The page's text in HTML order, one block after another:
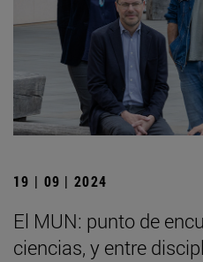
19 | 09 | 2024
El MUN: punto de
ciencias, y entre